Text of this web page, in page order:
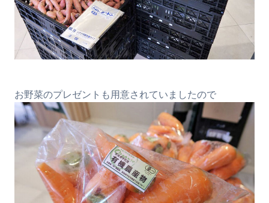
お野菜のプレゼントも用意されていましたので